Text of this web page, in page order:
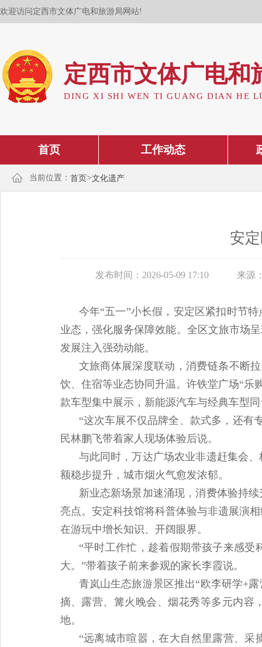
欢迎访问定西市文体广电和旅游局网站!
定西市文体广电和
DING XI SHI WEN TI GUANG DIAN HE
首页 工作动态
当前位置： 首页>文化遗产
安
发布时间：2026-05-09 17:10 来源
今年“五一”小长假，安定区紧扣时节
业态，强化服务保障效能。全区文旅市场
发展注入强劲动能。
文旅商体展深度联动，消费链条不断
饮、住宿等业态协同升温。许铁堂广场“乐
款车型集中展示，新能源汽车与经典车型
“这次车展不仅品牌全、款式多，还有
民林鹏飞带着家人现场体验后说。
与此同时，万达广场农业非遗赶集会
额稳步提升，城市烟火气愈发浓郁。
新业态新场景加速涌现，消费体验持
亮点。安定科技馆将科普体验与非遗展演
在游玩中增长知识、开阔眼界。
“平时工作忙，趁着假期带孩子来感
大。”带着孩子前来参观的家长李霞说。
青岚山生态旅游景区推出“欧李研学+
摘、露营、篝火晚会、烟花秀等多元内容
地。
“远离城市喧嚣，在大自然里露营、